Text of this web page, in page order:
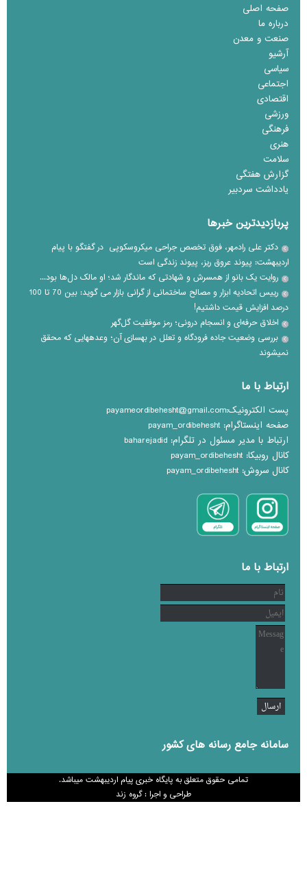
صفحه اصلی
درباره ما
صنعت و معدن
آرشیو
سیاسی
اجتماعی
اقتصادی
ورزشی
فرهنگی
هنری
سلامت
گزارش هفتگی
یادداشت سردبیر
پربازدیدترین خبرها
دکتر علی رادمهر، فوق تخصص جراحی میکروسکوپی در گفتگو با پیام
اردیبهشت: پیوند عروق ریز، پیوند زندگی است
روایت یک بانو از همسرش و شهادتی که ماندگار شد؛ او مالک دل‌ها بود...
رییس اتحادیه ابزار و مصالح ساختمانی از گرانی بازار می گوید: بین 70 تا 100
درصد افزایش قیمت داشتیم!
اخلاق حرفه‌ای و انسجام درونی؛ رمز موفقیت گل‌گهر
بررسی وضعیت جاده فرودگاه و تعلل در بهسازی آن؛ وعده‎هایی که محقق
نمی‎شوند
ارتباط با ما
پست الکترونیک:payameordibehesht@gmail.com
صفحه اینستاگرام: payam_ordibehesht
ارتباط با مدیر مسئول در تلگرام: baharejadid
کانال روبیکا: payam_ordibehesht
کانال سروش: payam_ordibehesht
ارتباط با ما
سامانه جامع رسانه های کشور
تمامی حقوق متعلق به پایگاه خبری پیام اردیبهشت میباشد.
طراحی و اجرا : گروه زند